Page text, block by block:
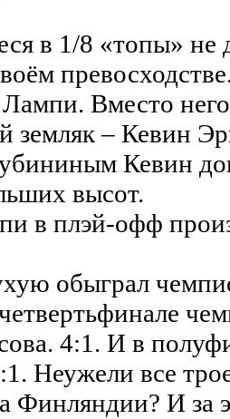
в 1/8 «топы» не
Лампи. Вместо
земляк – Кевин
Кевин
высот.
в плэй-офф
обыграл
4:1. И в
Неужели все
Финляндии? И за